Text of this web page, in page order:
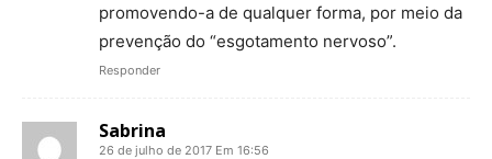
promovendo-a de qualquer forma, por meio da
prevenção do “esgotamento nervoso”.
Responder
Sabrina
26 de julho de 2017 Em 16:56